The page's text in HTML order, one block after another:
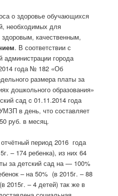
о здоровье обучающихся
необходимых для
качественным,
. В соответствии с
администрации города
года № 182 «Об
размера платы за
дошкольного образования»
сад c 01.11.2014 года
в день, что составляет
руб. в месяц.
период 2016 года
– 174 ребенка), из них 64
за детский сад на — 100%
– на 50% (в 2015г. – 88
2015г. – 4 детей) так же в